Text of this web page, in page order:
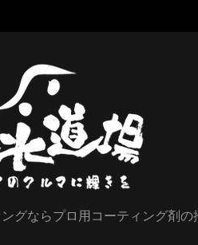
グならプロ用コーティング剤の